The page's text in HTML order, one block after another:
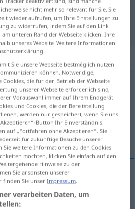
: Femininum
;Einzelheiten>
anklicken/antippen)
nicht mehr so relevant für Sie. Sie
wieder aufrufen, um Ihre Einstellungen zu
zu widerrufen, indem Sie auf den Link
unteren Rand der Webseite klicken. Ihre
unseres Website. Weitere Informationen
Sie unsere Webseite bestmöglich nutzen
können. Notwendige,
die für den Betrieb der Webseite
unserer Webseite erforderlich sind,
Vorauswahl immer auf Ihrem Endgerät
und Cookies, die der Bereitstellung
werden nur gespeichert, wenn Sie uns
Button Ihr Einverständnis
auf „Fortfahren ohne Akzeptieren“. Sie
für zukünftige Besuche unserer
Sie weitere Informationen zu den Cookies
möchten, klicken Sie einfach auf den
Hinweise zu der
Sie ansonsten unserer
finden Sie unserImpressum.
verarbeiten Daten, um